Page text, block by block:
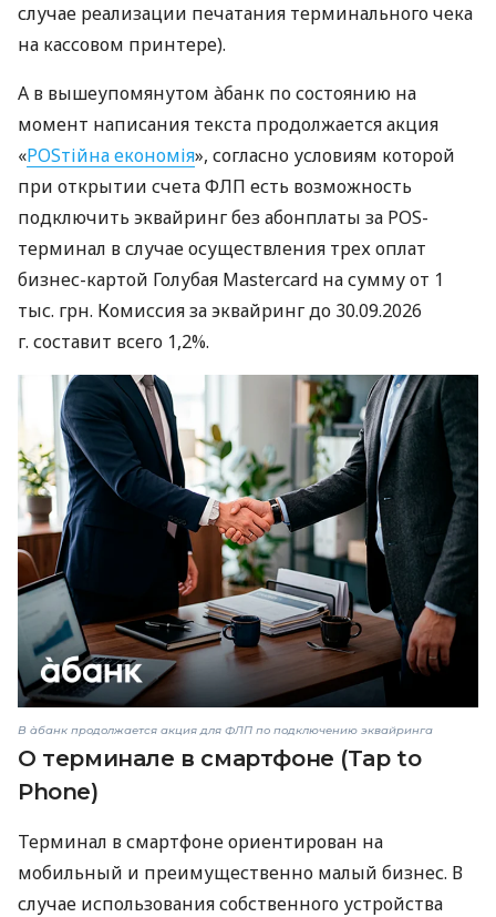
случае реализации печатания терминального чека
на кассовом принтере).
А в вышеупомянутом àбанк по состоянию на
момент написания текста продолжается акция
«POSтійна економія», согласно условиям которой
при открытии счета ФЛП есть возможность
подключить эквайринг без абонплаты за POS-
терминал в случае осуществления трех оплат
бизнес-картой Голубая Mastercard на сумму от 1
тыс. грн. Комиссия за эквайринг до 30.09.2026
г. составит всего 1,2%.
В àбанк продолжается акция для ФЛП по подключению эквайринга
О терминале в смартфоне (Tap to
Phone)
Терминал в смартфоне ориентирован на
мобильный и преимущественно малый бизнес. В
случае использования собственного устройства